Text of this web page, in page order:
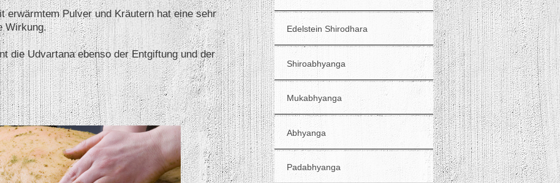
erwärmtem Pulver und Kräutern hat eine sehr
Wirkung.
die Udvartana ebenso der Entgiftung und der
Edelstein Shirodhara
Shiroabhyanga
Mukabhyanga
Abhyanga
Padabhyanga